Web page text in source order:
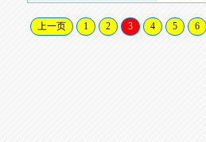
上一页 1 2 3 4 5 6